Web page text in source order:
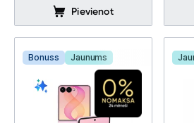
Pievienot
Bonuss Jaunums